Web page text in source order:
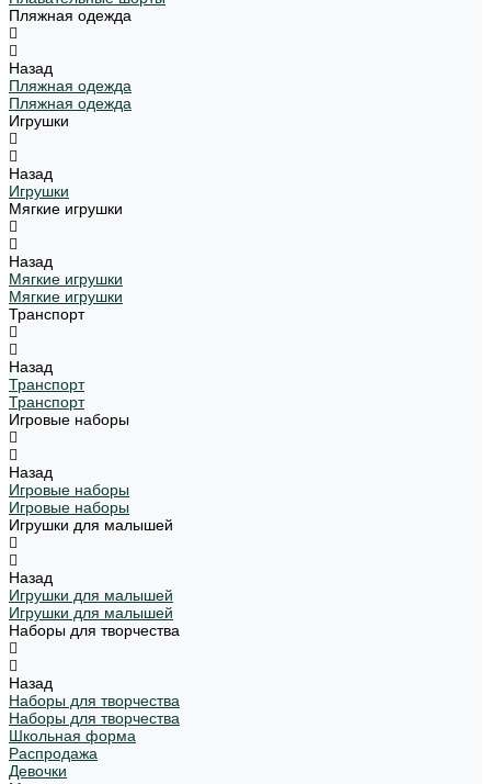
Пляжная одежда
Назад
Пляжная одежда
Пляжная одежда
Игрушки
Назад
Игрушки
Мягкие игрушки
Назад
Мягкие игрушки
Мягкие игрушки
Транспорт
Назад
Транспорт
Транспорт
Игровые наборы
Назад
Игровые наборы
Игровые наборы
Игрушки для малышей
Назад
Игрушки для малышей
Игрушки для малышей
Наборы для творчества
Назад
Наборы для творчества
Наборы для творчества
Школьная форма
Распродажа
Девочки